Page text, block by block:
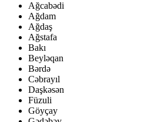
Ağcabədi
Ağdam
Ağdaş
Ağstafa
Bakı
Beyləqan
Bərdə
Cəbrayıl
Daşkəsən
Füzuli
Göyçay